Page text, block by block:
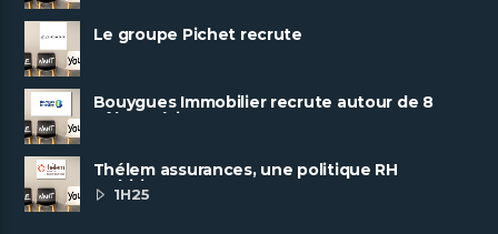
Le groupe Pichet recrute
Bouygues Immobilier recrute autour de 8
pôles métiers
Thélem assurances, une politique RH
ambitieuse
1H25